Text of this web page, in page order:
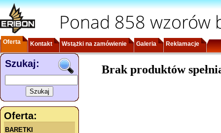
Ponad 858 wzorów
Oferta Kontakt Wstążki na zamówienie Galeria Reklamacje
Szukaj:
Oferta:
BARETKI
Brak produktów